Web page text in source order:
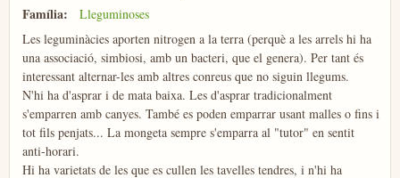
Família:
Lleguminoses
Les leguminàcies aporten nitrogen a la terra (perquè a les arrels hi ha
una associació, simbiosi, amb un bacteri, que el genera). Per tant és
interessant alternar-les amb altres conreus que no siguin llegums.
N'hi ha d'asprar i de mata baixa. Les d'asprar tradicionalment
s'emparren amb canyes. També es poden emparrar usant malles o fins i
tot fils penjats... La mongeta sempre s'emparra al "tutor" en sentit
anti-horari.
Hi ha varietats de les que es cullen les tavelles tendres, i n'hi ha